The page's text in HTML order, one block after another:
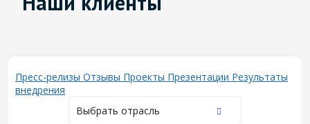
Пресс-релизы Отзывы Проекты Презентации Результаты
внедрения
Выбрать отрасль